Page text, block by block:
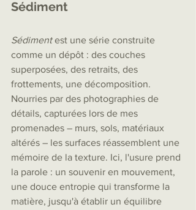
Sédiment
Sédiment est une série construite
comme un dépôt : des couches
superposées, des retraits, des
frottements, une décomposition.
Nourries par des photographies de
détails, capturées lors de mes
promenades – murs, sols, matériaux
altérés – les surfaces réassemblent une
mémoire de la texture. Ici, l'usure prend
la parole : un souvenir en mouvement,
une douce entropie qui transforme la
matière, jusqu'à établir un équilibre